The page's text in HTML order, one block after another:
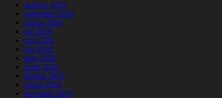
oktober 2020
september 2020
august 2020
juli 2020
juni 2020
maj 2020
april 2020
marts 2020
februar 2020
januar 2020
december 2019